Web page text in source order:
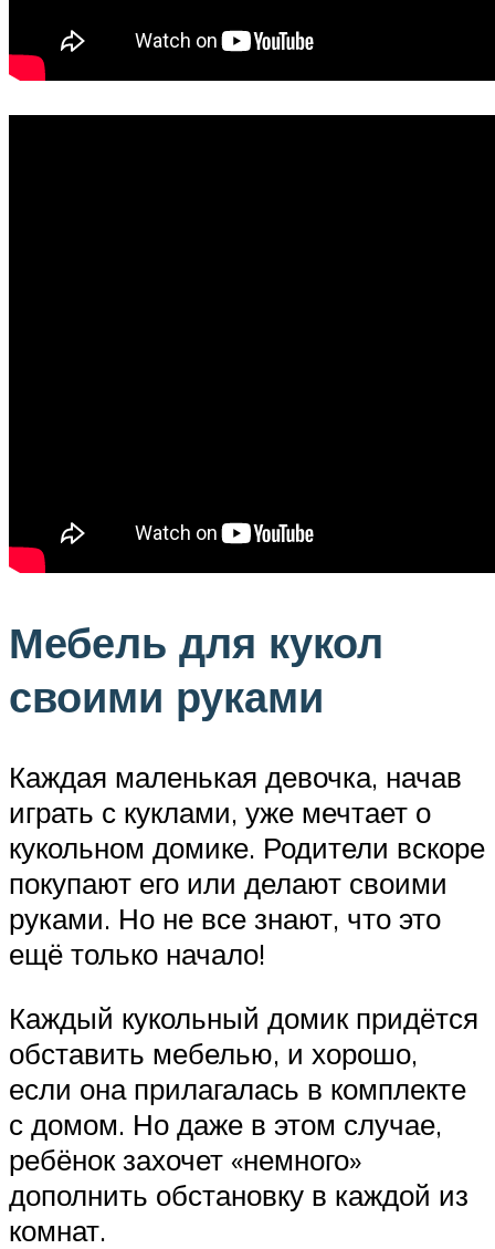
Мебель для кукол
своими руками
Каждая маленькая девочка, начав
играть с куклами, уже мечтает о
кукольном домике. Родители вскоре
покупают его или делают своими
руками. Но не все знают, что это
ещё только начало!
Каждый кукольный домик придётся
обставить мебелью, и хорошо,
если она прилагалась в комплекте
с домом. Но даже в этом случае,
ребёнок захочет «немного»
дополнить обстановку в каждой из
комнат.